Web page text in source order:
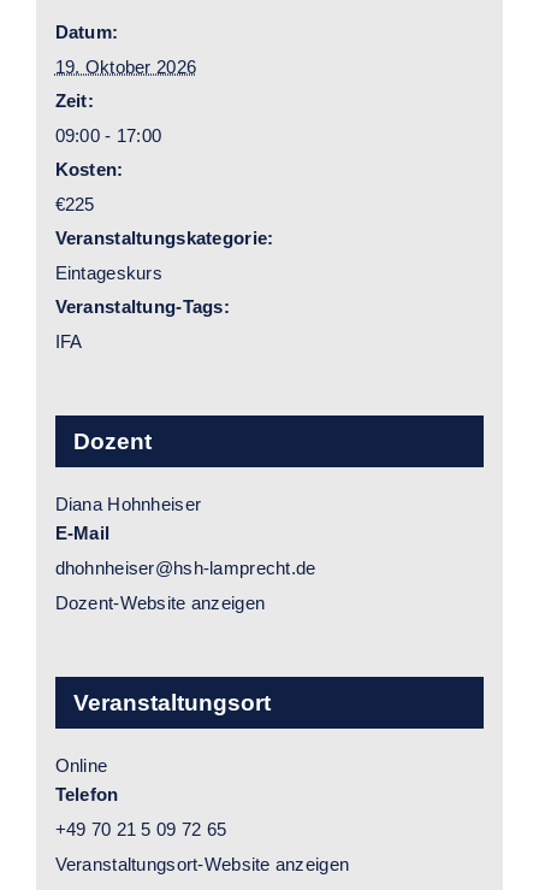
Datum:
19. Oktober 2026
Zeit:
09:00 - 17:00
Kosten:
€225
Veranstaltungskategorie:
Eintageskurs
Veranstaltung-Tags:
IFA
Veranstaltungsort
Online
Telefon
+49 70 21 5 09 72 65
Veranstaltungsort-Website anzeigen
Dozent
Diana Hohnheiser
E-Mail
dhohnheiser@hsh-lamprecht.de
Dozent-Website anzeigen